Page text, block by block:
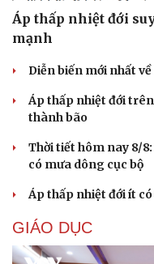
Áp thấp nhiệt đới
mạnh
Diễn biến mới nhất
Áp thấp nhiệt đới
thành bão
Thời tiết hôm nay 8/
có mưa dông cục bộ
Áp thấp nhiệt đới ít
GIÁO DỤC